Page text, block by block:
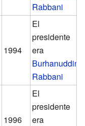
Rabbani
1994
El
presidente
era
Burhanuddin
Rabbani
1996
El
presidente
era